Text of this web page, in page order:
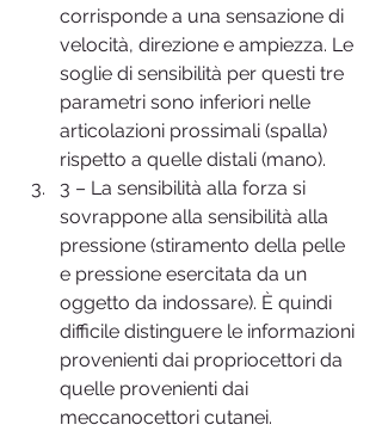
corrisponde a una sensazione di
velocità, direzione e ampiezza. Le
soglie di sensibilità per questi tre
parametri sono inferiori nelle
articolazioni prossimali (spalla)
rispetto a quelle distali (mano).
3 – La sensibilità alla forza si
sovrappone alla sensibilità alla
pressione (stiramento della pelle
e pressione esercitata da un
oggetto da indossare). È quindi
difficile distinguere le informazioni
provenienti dai propriocettori da
quelle provenienti dai
meccanocettori cutanei.